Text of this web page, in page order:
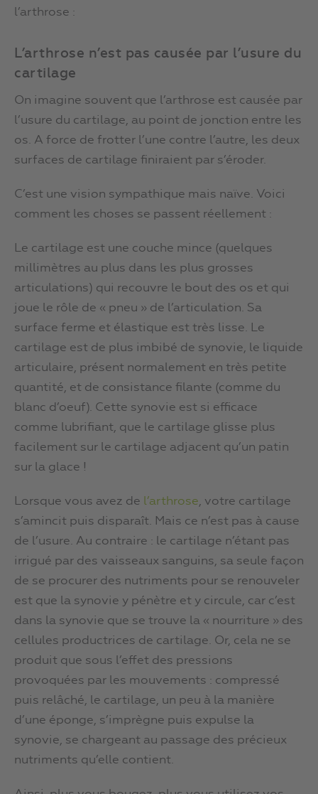
l’arthrose :
L’arthrose n’est pas causée par l’usure du
cartilage
On imagine souvent que l’arthrose est causée par
l’usure du cartilage, au point de jonction entre les
os. A force de frotter l’une contre l’autre, les deux
surfaces de cartilage finiraient par s’éroder.
C’est une vision sympathique mais naïve. Voici
comment les choses se passent réellement :
Le cartilage est une couche mince (quelques
millimètres au plus dans les plus grosses
articulations) qui recouvre le bout des os et qui
joue le rôle de « pneu » de l’articulation. Sa
surface ferme et élastique est très lisse. Le
cartilage est de plus imbibé de synovie, le liquide
articulaire, présent normalement en très petite
quantité, et de consistance filante (comme du
blanc d’oeuf). Cette synovie est si efficace
comme lubrifiant, que le cartilage glisse plus
facilement sur le cartilage adjacent qu’un patin
sur la glace !
Lorsque vous avez de l’arthrose, votre cartilage
s’amincit puis disparaît. Mais ce n’est pas à cause
de l’usure. Au contraire : le cartilage n’étant pas
irrigué par des vaisseaux sanguins, sa seule façon
de se procurer des nutriments pour se renouveler
est que la synovie y pénètre et y circule, car c’est
dans la synovie que se trouve la « nourriture » des
cellules productrices de cartilage. Or, cela ne se
produit que sous l’effet des pressions
provoquées par les mouvements : compressé
puis relâché, le cartilage, un peu à la manière
d’une éponge, s’imprègne puis expulse la
synovie, se chargeant au passage des précieux
nutriments qu’elle contient.